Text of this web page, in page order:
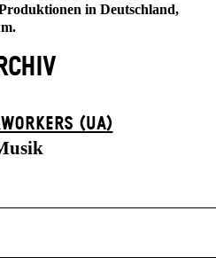
in Deutschland,
(UA)